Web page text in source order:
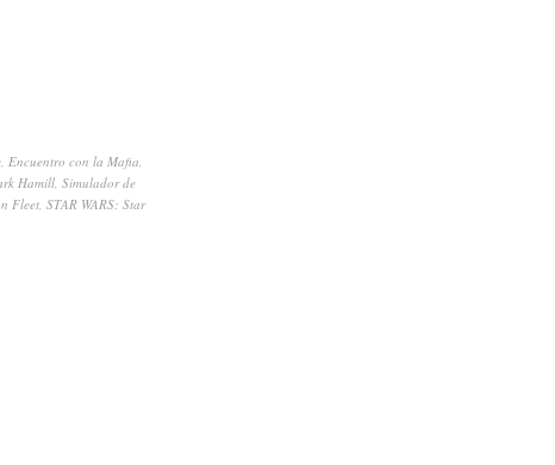
, Encuentro con la Mafia,
Hamill, Simulador de
Fleet, STAR WARS: Star